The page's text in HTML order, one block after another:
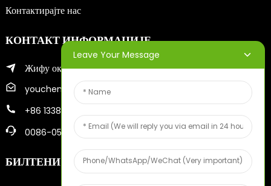
Контактирајте нас
КОНТАКТ ИНФОРМАЦИЈЕ
Жифу округ града Јантај
youcheng@ytscreenprinter.com
+86 13386383930
0086-05356730996
БИЛТЕНИ
Leave Your Message